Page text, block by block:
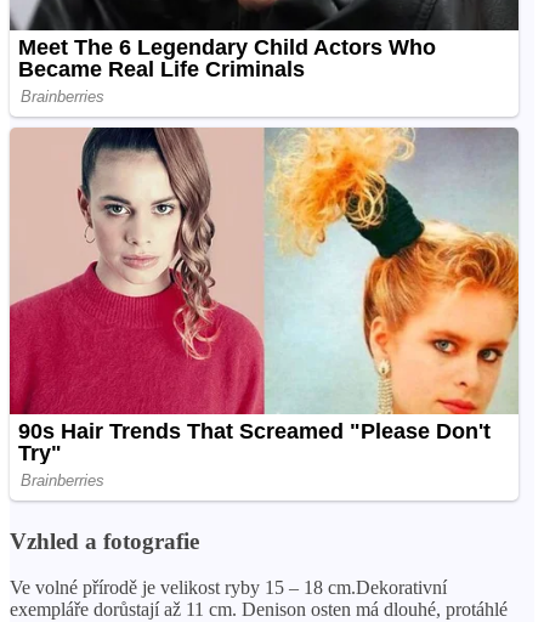
Vzhled a fotografie
Ve volné přírodě je velikost ryby 15 – 18 cm.Dekorativní
exempláře dorůstají až 11 cm. Denison osten má dlouhé, protáhlé